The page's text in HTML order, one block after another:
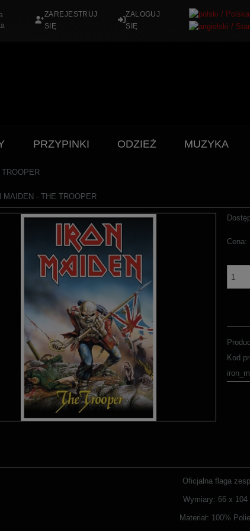
ZAREJESTRUJ
SIĘ
ZALOGUJ
SIĘ
PRZYPINKI ODZIEŻ MUZYKA
MAIDEN - THE TROOPER
Cena:
Kod
Oficjalna flaga
Wymiary: 66 x 104
Materiał: 100%